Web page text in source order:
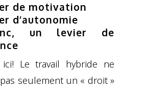
de motivation
d’autonomie
un levier de
Le travail hybride ne
seulement un « droit »